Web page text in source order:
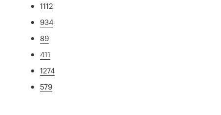
1112
934
89
411
1274
579